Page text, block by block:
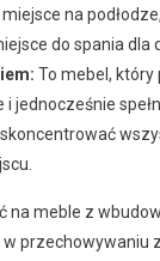
na
do spania dla
To mebel, który
jednocześnie
na meble z
przechowywaniu